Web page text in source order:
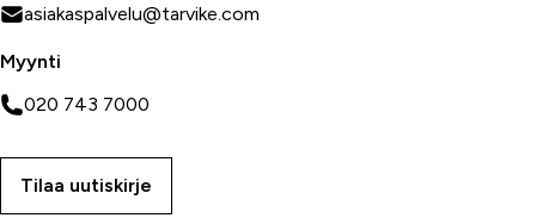
asiakaspalvelu@tarvike.com
Myynti
020 743 7000
Tilaa uutiskirje